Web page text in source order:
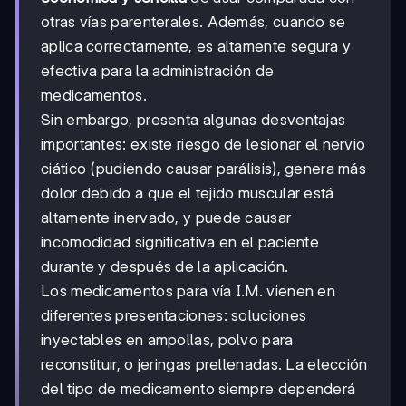
otras vías parenterales. Además, cuando se
aplica correctamente, es altamente segura y
efectiva para la administración de
medicamentos.
Sin embargo, presenta algunas desventajas
importantes: existe riesgo de lesionar el nervio
ciático (pudiendo causar parálisis), genera más
dolor debido a que el tejido muscular está
altamente inervado, y puede causar
incomodidad significativa en el paciente
durante y después de la aplicación.
Los medicamentos para vía I.M. vienen en
diferentes presentaciones: soluciones
inyectables en ampollas, polvo para
reconstituir, o jeringas prellenadas. La elección
del tipo de medicamento siempre dependerá